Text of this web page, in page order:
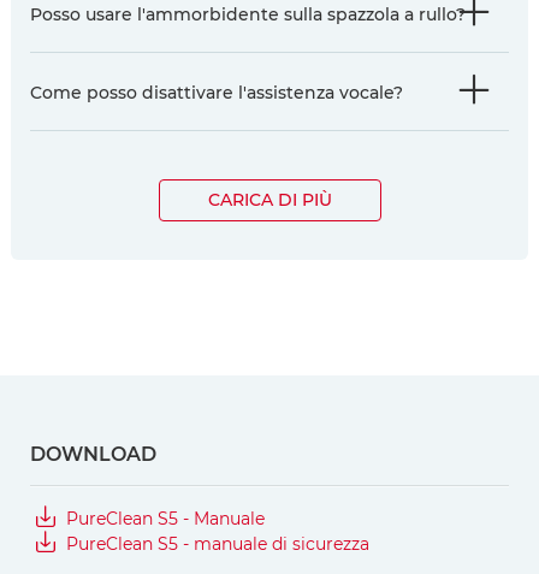
Posso usare l'ammorbidente sulla spazzola a rullo?
Come posso disattivare l'assistenza vocale?
CARICA DI PIÙ
DOWNLOAD
PureClean S5 - Manuale
PureClean S5 - manuale di sicurezza